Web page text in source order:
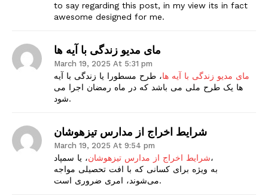
to say regarding this post, in my view its in fact
awesome designed for me.
مای مدیو زندگی با آیه ها
March 19, 2025 At 5:31 pm
مای مدیو زندگی با آیه ها، طرح مسطورا یا زندگی با آیه
ها یک طرح ملی می باشد که در ماه رمضان اجرا می
شود.
شرایط اخراج از مدارس تیزهوشان
March 19, 2025 At 9:54 pm
شرایط اخراج از مدارس تیزهوشان، یا سمپاد،
به ویژه برای کسانی که با افت تحصیلی مواجه
می‌شوند، امری ضروری است.